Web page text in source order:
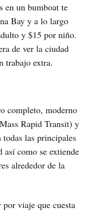
en un bumboat te
Bay y a lo largo
y $15 por niño.
de ver la ciudad
trabajo extra.
completo, moderno
Rapid Transit) y
las principales
así como se extiende
alrededor de la
por viaje que cuesta